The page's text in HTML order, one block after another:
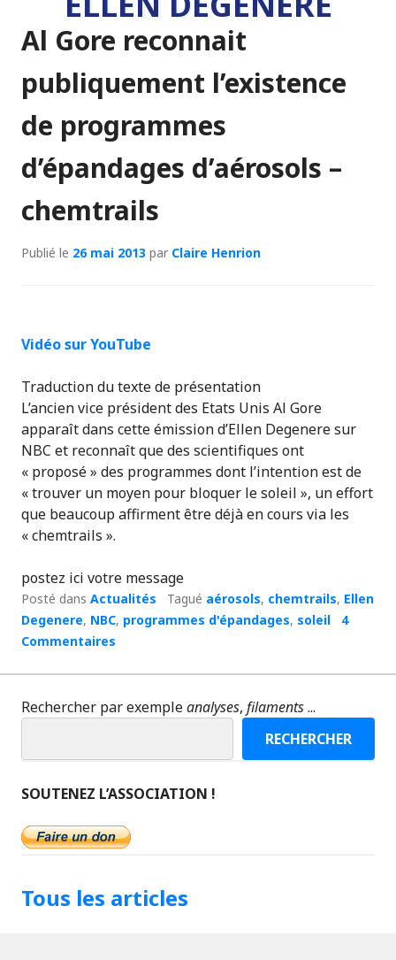
Al Gore reconnait
publiquement l’existence
de programmes
d’épandages d’aérosols –
chemtrails
Publié le 26 mai 2013 par Claire Henrion
Vidéo sur YouTube
Traduction du texte de présentation
L’ancien vice président des Etats Unis Al Gore
apparaît dans cette émission d’Ellen Degenere sur
NBC et reconnaît que des scientifiques ont
« proposé » des programmes dont l’intention est de
« trouver un moyen pour bloquer le soleil », un effort
que beaucoup affirment être déjà en cours via les
« chemtrails ».
postez ici votre message
Posté dans Actualités Tagué aérosols, chemtrails, Ellen
Degenere, NBC, programmes d'épandages, soleil
4
Commentaires
Rechercher par exempleanalyses, filaments...
RECHERCHER
SOUTENEZ L’ASSOCIATION !
Tous les articles